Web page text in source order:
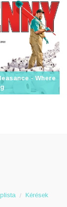
- Where
Kérések